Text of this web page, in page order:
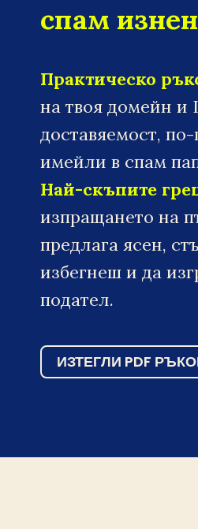
спам
Практическо
на твоя домейн и
доставяемост,
имейли в спам
Най-скъпите
изпращането на
предлага ясен,
избегнеш и да
подател.
ИЗТЕГЛИ PDF